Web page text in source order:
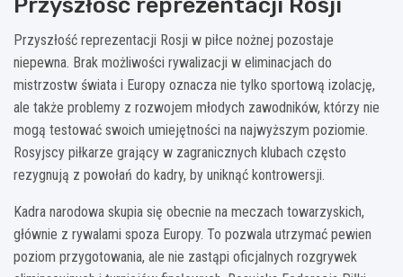
Przyszłość reprezentacji Rosji w piłce nożnej pozostaje
niepewna. Brak możliwości rywalizacji w eliminacjach do
mistrzostw świata i Europy oznacza nie tylko sportową izolację,
ale także problemy z rozwojem młodych zawodników, którzy nie
mogą testować swoich umiejętności na najwyższym poziomie.
Rosyjscy piłkarze grający w zagranicznych klubach często
rezygnują z powołań do kadry, by uniknąć kontrowersji.
Kadra narodowa skupia się obecnie na meczach towarzyskich,
głównie z rywalami spoza Europy. To pozwala utrzymać pewien
poziom przygotowania, ale nie zastąpi oficjalnych rozgrywek